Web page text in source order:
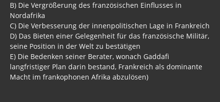
Brasilien
Ukraine
UN
B) Die Vergrößerung des französischen Einflusses in
Nordafrika
C) Die Verbesserung der innenpolitischen Lage in Frankreich
D) Das Bieten einer Gelegenheit für das französische Militär,
seine Position in der Welt zu bestätigen
E) Die Bedenken seiner Berater, wonach Gaddafi
langfristiger Plan darin bestand, Frankreich als dominante
Macht im frankophonen Afrika abzulösen)